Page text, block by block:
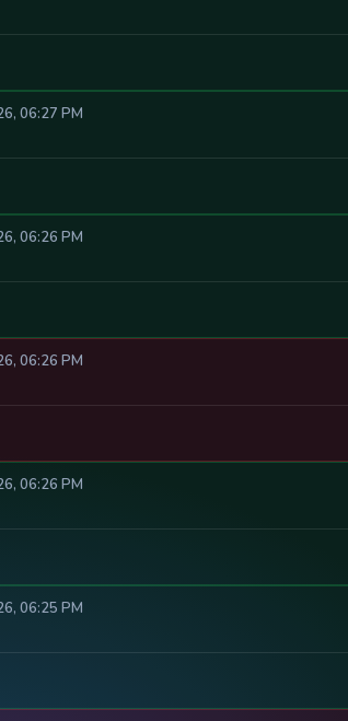
06:27 PM
06:26 PM
06:26 PM
06:26 PM
06:25 PM